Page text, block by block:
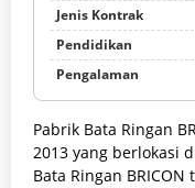
Jenis Kontrak
Pendidikan
Pengalaman
Pabrik Bata Ringan
2013 yang berlokasi
Bata Ringan BRICON